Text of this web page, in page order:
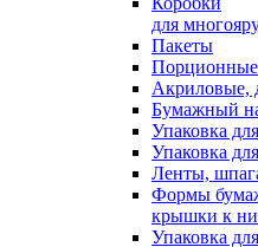
для
Пакеты
Порционные
Акриловые,
Бумажный
Упаковка
Упаковка
Ленты,
Формы
крышки к
Упаковка